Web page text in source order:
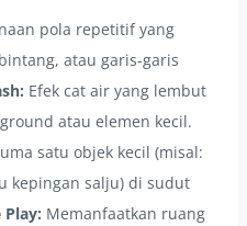
pola repetitif yang
atau garis-garis
Efek cat air yang lembut
atau elemen kecil.
satu objek kecil (misal:
kepingan salju) di sudut
Play: Memanfaatkan ruang